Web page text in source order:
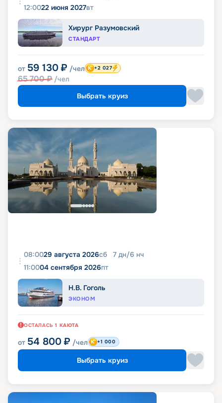
12:0022 июня 2027вт
Хирург Разумовский
СТАНДАРТ
от 59 130 ₽ /чел
65 700₽ /чел
+2 027
Выбрать круиз
08:0029 августа 2026сб 7 дн/6 нч
11:0004 сентября 2026пт
Н.В. Гоголь
ЭКОНОМ
ОСТАЛАСЬ 1 КАЮТА
от 54 800 ₽ /чел +1 000
Выбрать круиз